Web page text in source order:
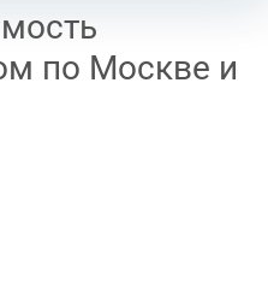
по Москве и